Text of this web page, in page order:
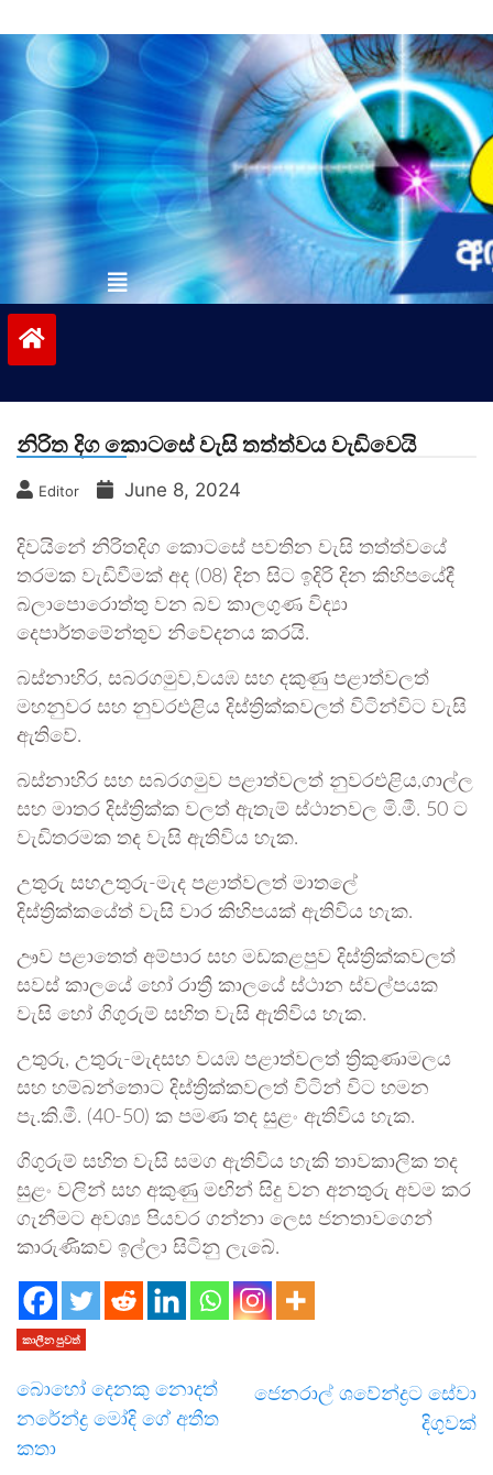
to
contentvinivida.lk
නිරිත දිග කොටසේ වැසි තත්ත්වය වැඩිවෙයි
Editor June 8, 2024
දිවයිනේ නිරිතදිග කොටසේ පවතින වැසි තත්ත්වයේ
තරමක වැඩිවීමක් අද (08) දින සිට ඉදිරි දින කිහිපයේදී
බලාපොරොත්තු වන බව කාලගුණ විද්‍යා
දෙපාර්තමේන්තුව නිවේදනය කරයි.
බස්නාහිර, සබරගමුව,වයඹ සහ දකුණු පළාත්වලත්
මහනුවර සහ නුවරඑළිය දිස්ත්‍රික්කවලත් විටින්විට වැසි
ඇතිවේ.
බස්නාහිර සහ සබරගමුව පළාත්වලත් නුවරඑළිය,ගාල්ල
සහ මාතර දිස්ත්‍රික්ක වලත් ඇතැම් ස්ථානවල මි.මී. 50 ට
වැඩිතරමක තද වැසි ඇතිවිය හැක.
උතුරු සහඋතුරු-මැද පළාත්වලත් මාතලේ
දිස්ත්‍රික්කයේත් වැසි වාර කිහිපයක් ඇතිවිය හැක.
ඌව පළාතෙත් අම්පාර සහ මඩකළපුව දිස්ත්‍රික්කවලත්
සවස් කාලයේ හෝ රාත්‍රී කාලයේ ස්ථාන ස්වල්පයක
වැසි හෝ ගිගුරුම් සහිත වැසි ඇතිවිය හැක.
උතුරු, උතුරු-මැදසහ වයඹ පළාත්වලත් ත්‍රිකුණාමලය
සහ හම්බන්තොට දිස්ත්‍රික්කවලත් විටින් විට හමන
පැ.කි.මී. (40-50) ක පමණ තද සුළං ඇතිවිය හැක.
ගිගුරුම් සහිත වැසි සමග ඇතිවිය හැකි තාවකාලික තද
සුළං වලින් සහ අකුණු මඟින් සිදු වන අනතුරු අවම කර
ගැනීමට අවශ්‍ය පියවර ගන්නා ලෙස ජනතාවගෙන්
කාරුණිකව ඉල්ලා සිටිනු ලැබේ.
කාලීන පුවත්
බොහෝ දෙනකු නොදත්
නරේන්ද්‍ර මෝදි ගේ අතීත
කතා
ජෙනරාල් ශවේන්ද්‍රට සේවා
දිගුවක්